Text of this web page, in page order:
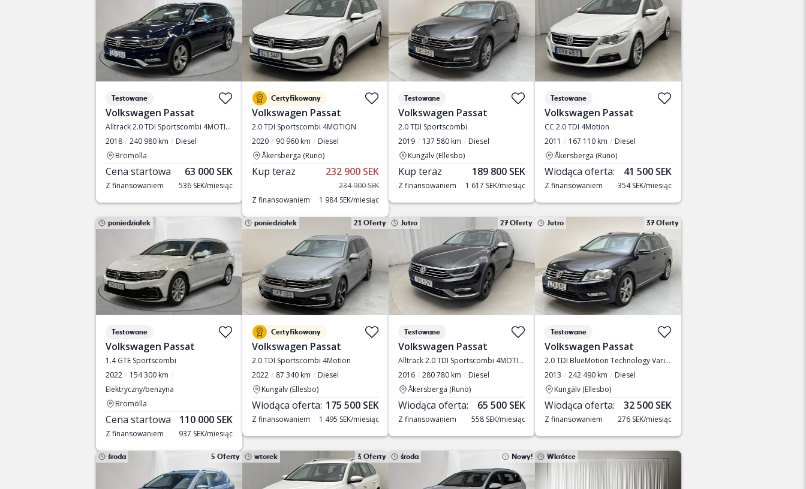
Testowane
Volkswagen Passat
Alltrack 2.0 TDI Sportscombi 4MOTION
2018
240 980 km
Diesel
Bromölla
Cena startowa 63 000 SEK
Z finansowaniem 536 SEK/miesiąc
Certyfikowany
Volkswagen Passat
2.0 TDI Sportscombi 4MOTION
2020
90 960 km
Diesel
Åkersberga (Runö)
Kup teraz 232 900 SEK
234 900 SEK
Z finansowaniem
1 984 SEK/miesiąc
Testowane
Volkswagen Passat
2.0 TDI Sportscombi
2019
137 580 km
Diesel
Kungälv (Ellesbo)
Kup teraz 189 800 SEK
Z finansowaniem 1 617 SEK/miesiąc
Testowane
Volkswagen Passat
CC 2.0 TDI 4Motion
2011
167 110 km
Diesel
Åkersberga (Runö)
Wiodąca oferta: 41 500 SEK
Z finansowaniem 354 SEK/miesiąc
poniedziałek
Testowane
Volkswagen Passat
1.4 GTE Sportscombi
2022
154 300 km
Elektryczny/benzyna
Bromölla
Cena startowa 110 000 SEK
Z finansowaniem 937 SEK/miesiąc
poniedziałek 21 Oferty
Certyfikowany
Volkswagen Passat
2.0 TDI Sportscombi 4Motion
2022
87 340 km
Diesel
Kungälv (Ellesbo)
Wiodąca oferta: 175 500 SEK
Z finansowaniem 1 495 SEK/miesiąc
Jutro 27 Oferty
Testowane
Volkswagen Passat
Alltrack 2.0 TDI Sportscombi 4MOTION
2016
280 780 km
Diesel
Åkersberga (Runö)
Wiodąca oferta: 65 500 SEK
Z finansowaniem 558 SEK/miesiąc
Jutro 37 Oferty
Testowane
Volkswagen Passat
2.0 TDI BlueMotion Technology Variant 4Motion
2013
242 490 km
Diesel
Kungälv (Ellesbo)
Wiodąca oferta: 32 500 SEK
Z finansowaniem 276 SEK/miesiąc
środa 5 Oferty wtorek 3 Oferty środa Nowy! Wkrótce